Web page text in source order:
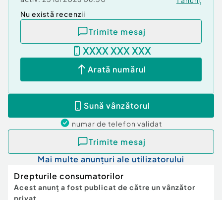
Nu există recenzii
Trimite mesaj
XXXX XXX XXX
Arată numărul
Sună vânzătorul
numar de telefon validat
Trimite mesaj
Mai multe anunțuri ale utilizatorului
Drepturile consumatorilor
Acest anunț a fost publicat de către un vânzător
privat.